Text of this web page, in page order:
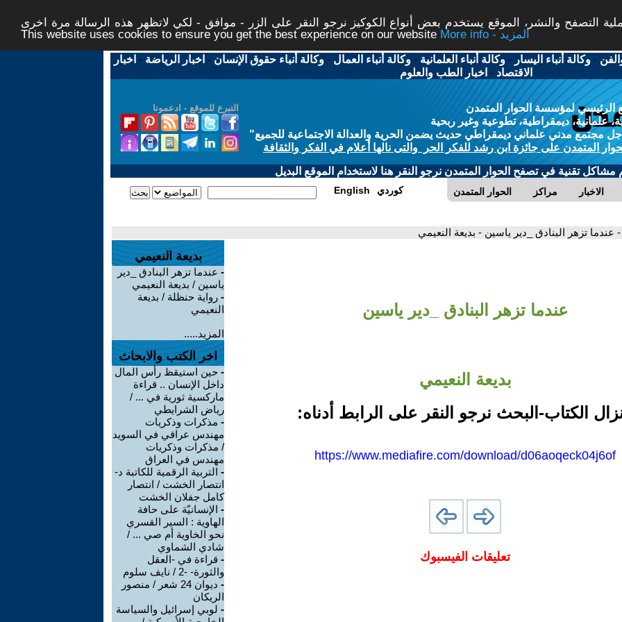
التصفح والنشر، الموقع يستخدم بعض أنواع الكوكيز نرجو النقر على الزر - موافق - لكي لاتظهر هذه الرسالة مرة اخرى -
This website uses cookies to ensure you get the best experience on our website
More info - المزيد
-وكالة أنباء اليسار -وكالة أنباء العلمانية -وكالة أنباء العمال -وكالة أنباء حقوق الإنسان - اخبار الرياضة - اخبار
الاقتصاد - اخبار الطب والعلوم
التبرع للموقع - ادعمونا
الرئيسي لمؤسسة الحوار المتمدن
علمانية، ديمقراطية، تطوعية وغير ربحية
مجتمع مدني علماني ديمقراطي حديث يضمن الحرية والعدالة الاجتماعية للجميع"
المتمدن على جائزة ابن رشد للفكر الحر والتى نالها أعلام في الفكر والثقافة
مشاكل تقنية في تصفح الحوار المتمدن نرجو النقر هنا لاستخدام الموقع البديل
الحوار المتمدن مراكز الاخبار English كوردي
- عندما تزهر البنادق _دير ياسين - بديعة النعيمي
عندما تزهر البنادق _دير ياسين
بديعة النعيمي
الكتاب-البحث نرجو النقر على الرابط أدناه:
https://www.mediafire.com/download/d06aoqeck04j6of
تعليقات الفيسبوك
بديعة النعيمي
- عندما تزهر البنادق _دير
ياسين / بديعة النعيمي
- رواية حنظلة / بديعة
النعيمي
المزيد.....
اخر الكتب والابحاث
- حين استيقظ رأس المال
داخل الإنسان .. قراءة
ماركسية ثورية في ... /
رياض الشرايطي
- مذكرات وذكريات
مهندس عراقي في السويد
/ مذكرات وذكريات
مهندس في العراق
- التربية الرقمية للكاتبة د-
انتصار الخشت / انتصار
كامل جفلان الخشت
- الإنسانيّة على حافة
الهاوية : السير القسري
نحو الخاوية أم صي ... /
شادي الشماوي
- قراءة في -العقل
والثورة- -2 / نايف سلوم
-
ديوان 24 شعر / منصور
الريكان
- لوبي إسرائيل والسياسة